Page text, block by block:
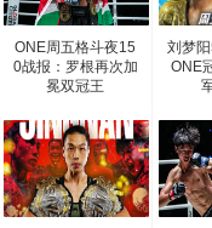
ONE周五格斗夜15
0战报：罗根再次加
冕双冠王
刘梦
ONE